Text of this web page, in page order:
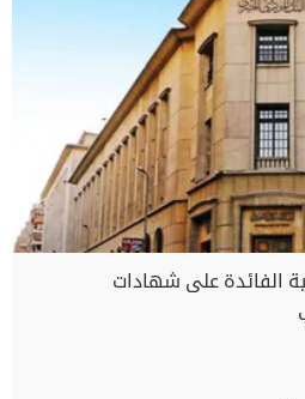
الفائدة على شهادات